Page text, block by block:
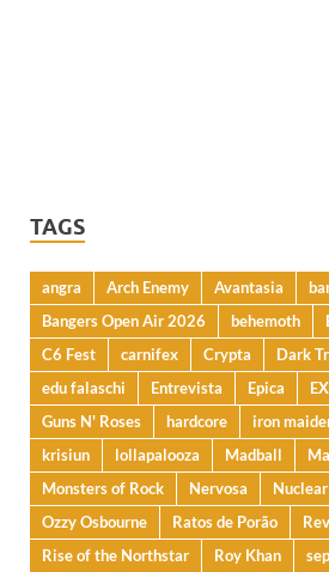
TAGS
angra Arch Enemy Avantasia
Bangers Open Air 2026
behemoth
C6 Fest
carnifex Crypta Dark
edu falaschi
Entrevista Epica
Guns N' Roses
hardcore iron
krisiun
lollapalooza Madball
Monsters of Rock
Nervosa
Ozzy Osbourne
Ratos de Porão
Rise of the Northstar
Roy Khan